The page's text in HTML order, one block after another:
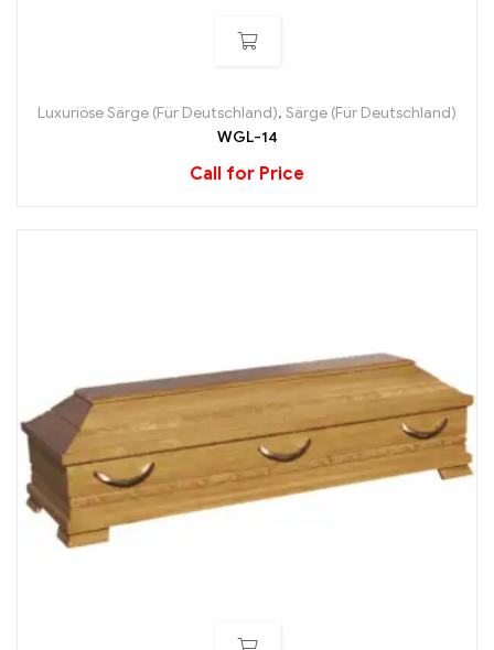
Luxuriöse Särge (Für Deutschland), Särge (Für Deutschland)
WGL-14
Call for Price